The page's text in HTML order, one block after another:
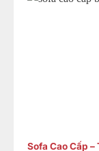
Sofa Cao Cấp –